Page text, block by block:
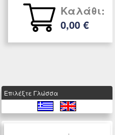
Καλάθι:
0,00 €
Eπιλέξτε Γλώσσα